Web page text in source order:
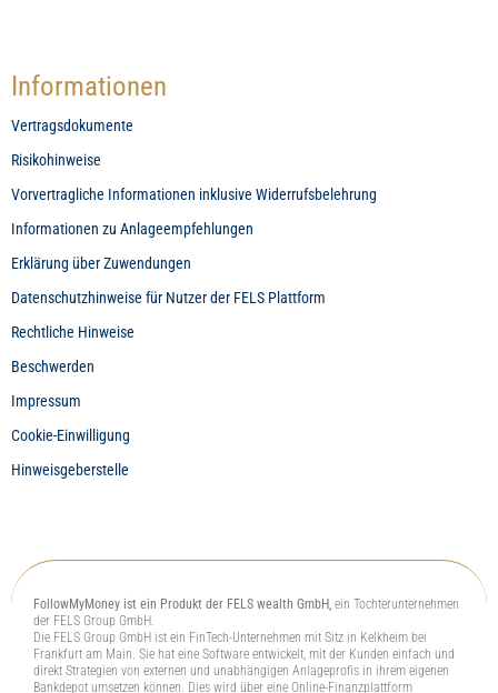
Informationen
Vertragsdokumente
Risikohinweise
Vorvertragliche Informationen inklusive Widerrufsbelehrung
Informationen zu Anlageempfehlungen
Erklärung über Zuwendungen
Datenschutzhinweise für Nutzer der FELS Plattform
Rechtliche Hinweise
Beschwerden
Impressum
Cookie-Einwilligung
Hinweisgeberstelle
FollowMyMoney ist ein Produkt der FELS wealth GmbH, ein Tochterunternehmen
der FELS Group GmbH.
Die FELS Group GmbH ist ein FinTech-Unternehmen mit Sitz in Kelkheim bei
Frankfurt am Main. Sie hat eine Software entwickelt, mit der Kunden einfach und
direkt Strategien von externen und unabhängigen Anlageprofis in ihrem eigenen
Bankdepot umsetzen können. Dies wird über eine Online-Finanzplattform